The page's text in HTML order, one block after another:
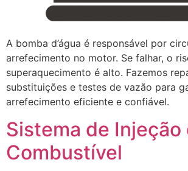
A bomba d’água é responsável por
arrefecimento no motor. Se falhar, o
superaquecimento é alto. Fazemos
substituições e testes de vazão para
arrefecimento eficiente e confiável.
Sistema de Injeção
Combustível